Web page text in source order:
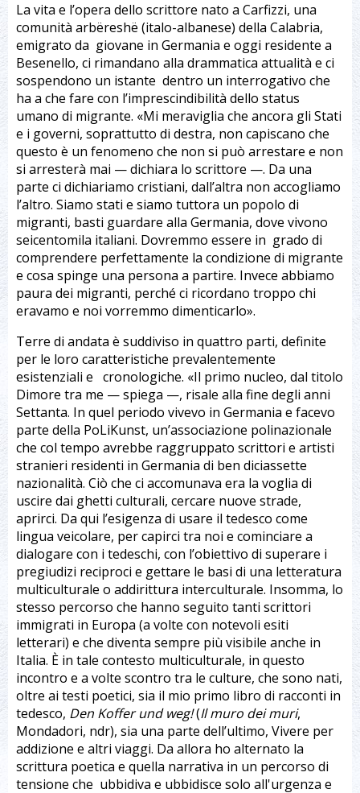
La vita e l’opera dello scrittore nato a Carfizzi, una
comunità arbëreshë (italo-albanese) della Calabria,
emigrato da giovane in Germania e oggi residente a
Besenello, ci rimandano alla drammatica attualità e ci
sospendono un istante dentro un interrogativo che
ha a che fare con l’imprescindibilità dello status
umano di migrante. «Mi meraviglia che ancora gli Stati
e i governi, soprattutto di destra, non capiscano che
questo è un fenomeno che non si può arrestare e non
si arresterà mai — dichiara lo scrittore —. Da una
parte ci dichiariamo cristiani, dall’altra non accogliamo
l’altro. Siamo stati e siamo tuttora un popolo di
migranti, basti guardare alla Germania, dove vivono
seicentomila italiani. Dovremmo essere in grado di
comprendere perfettamente la condizione di migrante
e cosa spinge una persona a partire. Invece abbiamo
paura dei migranti, perché ci ricordano troppo chi
eravamo e noi vorremmo dimenticarlo».
Terre di andata è suddiviso in quattro parti, definite
per le loro caratteristiche prevalentemente
esistenziali e cronologiche. «Il primo nucleo, dal titolo
Dimore tra me — spiega —, risale alla fine degli anni
Settanta. In quel periodo vivevo in Germania e facevo
parte della PoLiKunst, un’associazione polinazionale
che col tempo avrebbe raggruppato scrittori e artisti
stranieri residenti in Germania di ben diciassette
nazionalità. Ciò che ci accomunava era la voglia di
uscire dai ghetti culturali, cercare nuove strade,
aprirci. Da qui l’esigenza di usare il tedesco come
lingua veicolare, per capirci tra noi e cominciare a
dialogare con i tedeschi, con l’obiettivo di superare i
pregiudizi reciproci e gettare le basi di una letteratura
multiculturale o addirittura interculturale. Insomma, lo
stesso percorso che hanno seguito tanti scrittori
immigrati in Europa (a volte con notevoli esiti
letterari) e che diventa sempre più visibile anche in
Italia. È in tale contesto multiculturale, in questo
incontro e a volte scontro tra le culture, che sono nati,
oltre ai testi poetici, sia il mio primo libro di racconti in
tedesco, Den Koffer und weg!(Il muro dei muri,
Mondadori, ndr), sia una parte dell’ultimo, Vivere per
addizione e altri viaggi. Da allora ho alternato la
scrittura poetica e quella narrativa in un percorso di
tensione che ubbidiva e ubbidisce solo all'urgenza e